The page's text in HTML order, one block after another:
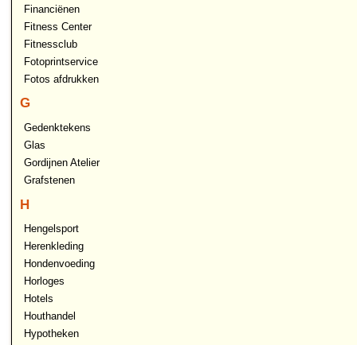
Financiënen
Fitness Center
Fitnessclub
Fotoprintservice
Fotos afdrukken
G
Gedenktekens
Glas
Gordijnen Atelier
Grafstenen
H
Hengelsport
Herenkleding
Hondenvoeding
Horloges
Hotels
Houthandel
Hypotheken